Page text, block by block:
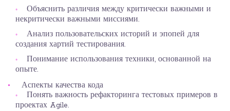
Объяснить различия между критически важными и
некритически важными миссиями.
Анализ пользовательских историй и эпопей для
создания хартий тестирования.
Понимание использования техники, основанной на
опыте.
Аспекты качества кода
Понять важность рефакторинга тестовых примеров в
проектах Agile.